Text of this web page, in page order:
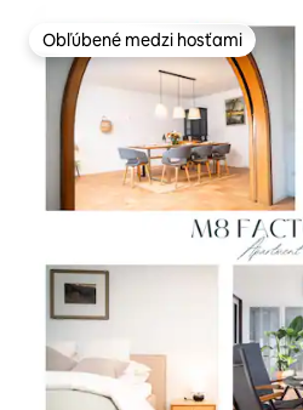
Obľúbené medzi hosťami
Obľúbené medzi hosťami